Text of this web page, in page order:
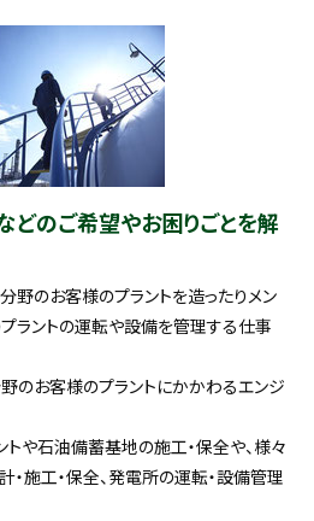
のご希望やお困りごとを解
野のお客様のプラントを造ったりメン
ラントの運転や設備を管理する仕事
お客様のプラントにかかわるエンジ
や石油備蓄基地の施工・保全や、様々
施工・保全、発電所の運転・設備管理